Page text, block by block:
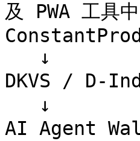
及 PWA 工具
DKVS / D-
AI Agent